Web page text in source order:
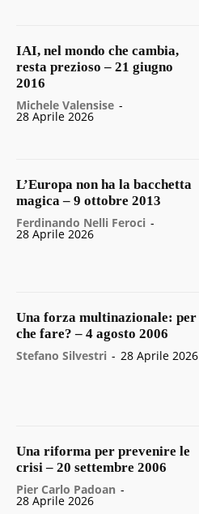
IAI, nel mondo che cambia,
resta prezioso – 21 giugno
2016
Michele Valensise -
28 Aprile 2026
L’Europa non ha la bacchetta
magica – 9 ottobre 2013
Ferdinando Nelli Feroci -
28 Aprile 2026
Una forza multinazionale: per
che fare? – 4 agosto 2006
Stefano Silvestri - 28 Aprile 2026
Una riforma per prevenire le
crisi – 20 settembre 2006
Pier Carlo Padoan -
28 Aprile 2026